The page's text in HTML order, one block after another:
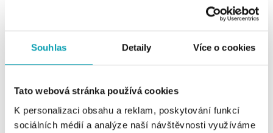
Souhlas Detaily Více o cookies
Tato webová stránka používá cookies
K personalizaci obsahu a reklam, poskytování funkcí
sociálních médií a analýze naší návštěvnosti využíváme